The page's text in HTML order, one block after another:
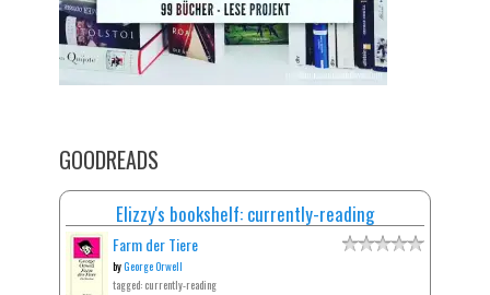
GOODREADS
Elizzy's bookshelf: currently-reading
Farm der Tiere
byGeorge Orwell
tagged: currently-reading